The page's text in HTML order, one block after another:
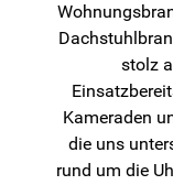
stolz
Kameraden
die uns
rund um die